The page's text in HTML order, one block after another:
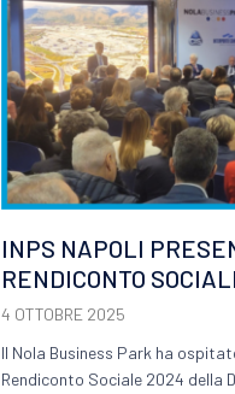
INPS NAPOLI
RENDICONTO
4 OTTOBRE 2025
Il Nola Business Park ha
Rendiconto Sociale 2024 della